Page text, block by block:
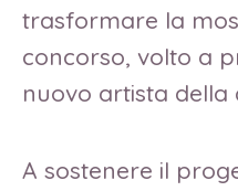
trasformare la
concorso, volto a
nuovo artista della
A sostenere il